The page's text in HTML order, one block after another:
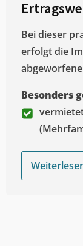
Bei dieser
erfolgt die
Besonders